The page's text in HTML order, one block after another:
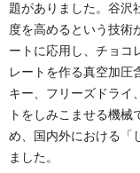
題がありました。谷沢
度を高めるという技術
ートに応用し、チョコ
レートを作る真空加圧
キー、フリーズドライ
トをしみこませる機
め、国内外における「
ました。